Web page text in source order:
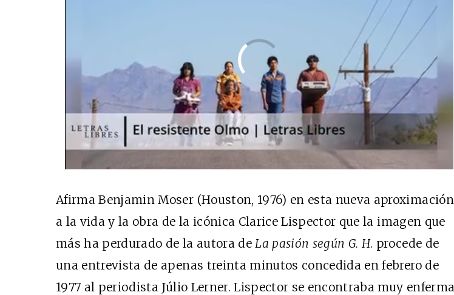
Afirma Benjamin Moser (Houston, 1976) en esta nueva aproximación
a la vida y la obra de la icónica Clarice Lispector que la imagen que
más ha perdurado de la autora de La pasión según G. H. procede de
una entrevista de apenas treinta minutos concedida en febrero de
1977 al periodista Júlio Lerner. Lispector se encontraba muy enferma